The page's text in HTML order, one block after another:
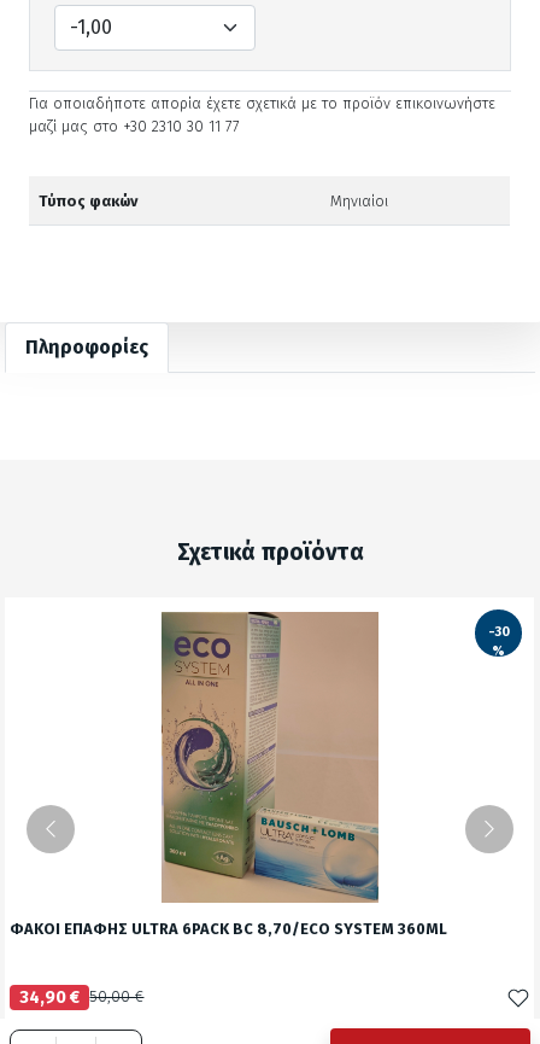
Για οποιαδήποτε απορία έχετε σχετικά με το προϊόν επικοινωνήστε
μαζί μας στο +30 2310 30 11 77
Τύπος φακών Μηνιαίοι
Πληροφορίες
Σχετικά προϊόντα
-30
%
ΦΑΚΟΙ ΕΠΑΦΗΣ ULTRA 6PACK BC 8,70/ECO SYSTEM 360ML
34,90 € 50,00 €